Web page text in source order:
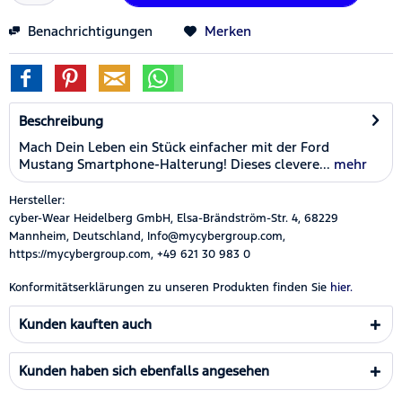
Benachrichtigungen Merken
Beschreibung
Mach Dein Leben ein Stück einfacher mit der Ford
Mustang Smartphone-Halterung! Dieses clevere... mehr
Hersteller:
cyber-Wear Heidelberg GmbH, Elsa-Brändström-Str. 4, 68229
Mannheim, Deutschland, Info@mycybergroup.com,
https://mycybergroup.com, +49 621 30 983 0
Konformitätserklärungen zu unseren Produkten finden Sie hier.
Kunden kauften auch
Kunden haben sich ebenfalls angesehen